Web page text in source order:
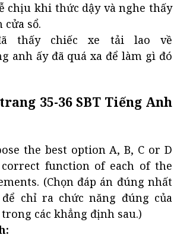
chịu khi thức dậy và nghe thấy
cửa sổ.
thấy chiếc xe tải lao về
anh ấy đã quá xa để làm gì đó
35-36 SBT Tiếng Anh
the best option A, B, C or D
function of each of the
(Chọn đáp án đúng nhất
chỉ ra chức năng đúng của
các khẳng định sau.)